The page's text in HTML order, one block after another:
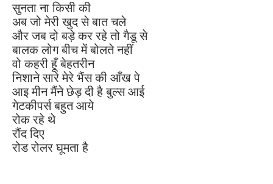
सुनता ना किसी की
अब जो मेरी खुद से बात चले
और जब दो बड़े कर रहे तो गैडू से
बालक लोग बीच में बोलते नहीं
वो कहरी हूँ बेहतरीन
निशाने सारे मेरे भैंस की आँख पे
आइ मीन मैंने छेड़ दी है बुल्स आई
गेटकीपर्स बहुत आये
रोक रहे थे
रौंद दिए
रोड रोलर घूमता है